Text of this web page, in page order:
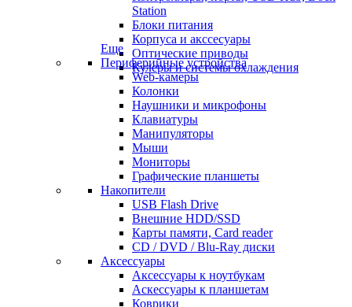
Station
Блоки питания
Корпуса и акссесуары
Оптические приводы
Кулеры и системы охлаждения
Еще
Периферийные устройства
Web-камеры
Колонки
Наушники и микрофоны
Клавиатуры
Манипуляторы
Мыши
Мониторы
Графические планшеты
Накопители
USB Flash Drive
Внешние HDD/SSD
Карты памяти, Card reader
CD / DVD / Blu-Ray диски
Аксессуары
Аксессуары к ноутбукам
Аскессуары к планшетам
Коврики